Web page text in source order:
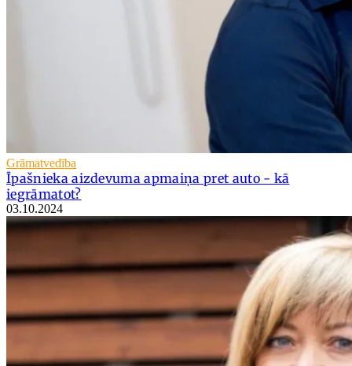
Grāmatvedība
Īpašnieka aizdevuma apmaiņa pret auto - kā
iegrāmatot?
03.10.2024